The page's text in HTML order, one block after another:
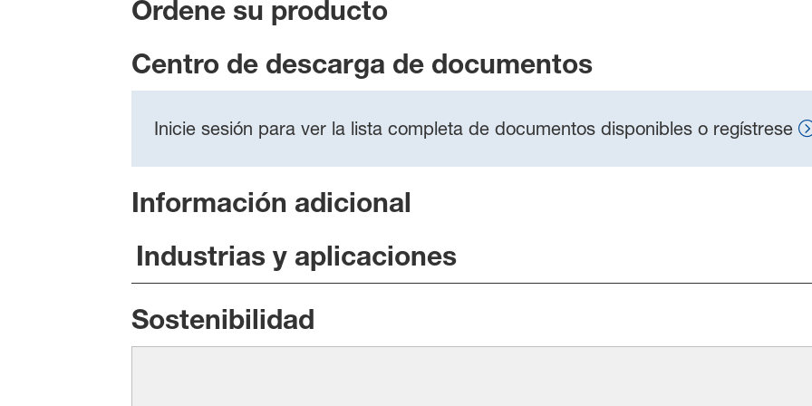
Ordene su producto
Centro de descarga de documentos
Inicie sesión para ver la lista completa de documentos disponibles o regístrese
Información adicional
Industrias y aplicaciones
Sostenibilidad